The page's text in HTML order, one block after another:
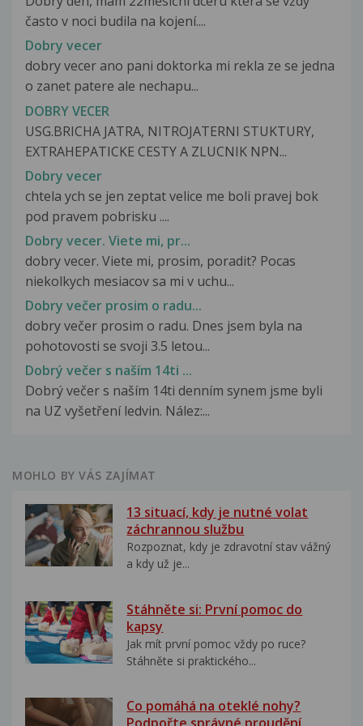
často v noci budila na kojení....
Dobry vecer
dobry vecer ano pani doktorka mi rekla ze se jedna
o zanet patere ale nechapu...
DOBRY VECER
USG.BRICHA JATRA, NITROJATERNI STUKTURY,
EXTRAHEPATICKE CESTY A ZLUCNIK NPN...
Dobry vecer
chtela ych se jen zeptat velice me boli pravej bok
pod pravem pobrisku ....
Dobry vecer. Viete mi, pr...
dobry vecer. Viete mi, prosim, poradit? Pocas
niekolkych mesiacov sa mi v uchu...
Dobry večer prosim o radu...
dobry večer prosim o radu. Dnes jsem byla na
pohotovosti se svoji 3.5 letou...
Dobrý večer s naším 14ti ...
Dobrý večer s naším 14ti denním synem jsme byli
na UZ vyšetření ledvin. Nález:...
MOHLO BY VÁS ZAJÍMAT
13 situací, kdy je nutné volat
záchrannou službu
Rozpoznat, kdy je zdravotní stav vážný
a kdy už je...
Stáhněte si: První pomoc do
kapsy
Jak mít první pomoc vždy po ruce?
Stáhněte si praktického...
Co pomáhá na oteklé nohy?